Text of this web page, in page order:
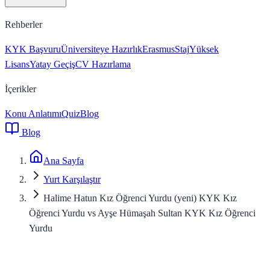
Rehberler
KYK BaşvuruÜniversiteye HazırlıkErasmusStajYüksek
LisansYatay GeçişCV Hazırlama
İçerikler
Konu AnlatımıQuizBlog
Blog
Ana Sayfa
Yurt Karşılaştır
Halime Hatun Kız Öğrenci Yurdu (yeni) KYK Kız
Öğrenci Yurdu vs Ayşe Hümaşah Sultan KYK Kız Öğrenci
Yurdu